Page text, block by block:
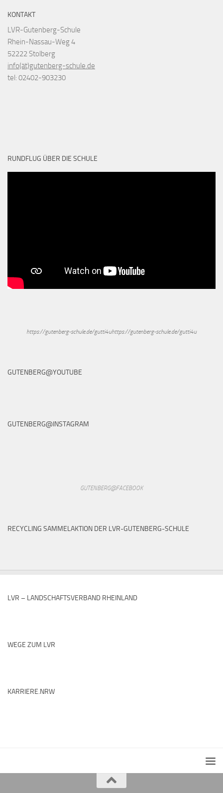
KONTAKT
LVR-Gutenberg-Schule
Rhein-Nassau-Weg 4
52222 Stolberg
info(ät)gutenberg-schule.de
tel: 02402-903230
RUNDFLUG ÜBER DIE SCHULE
https://gutenberg-schule.de/gutti4uhttps://gutenberg-schule.de/gutti4u
GUTENBERG@YOUTUBE
GUTENBERG@INSTAGRAM
GUTENBERG@FACEBOOK
RECYCLING SAMMELAKTION DER LVR-GUTENBERG-SCHULE
LVR – LANDSCHAFTSVERBAND RHEINLAND
WEGE ZUM LVR
KARRIERE.NRW